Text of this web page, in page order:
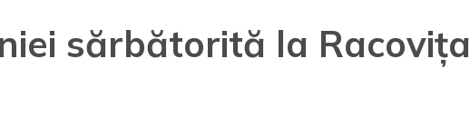
sărbătorită la Racovița